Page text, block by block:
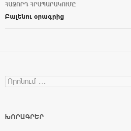
ՀԱՋՈՐԴ ՀՐԱՊԱՐԱԿՈՒՄԸ
Բալենու օրագրից
Search for:
ԽՈՐԱԳՐԵՐ